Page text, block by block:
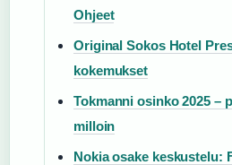
Ohjeet
Original Sokos Hotel
kokemukset
Tokmanni osinko 2025 –
milloin
Nokia osake keskustelu: